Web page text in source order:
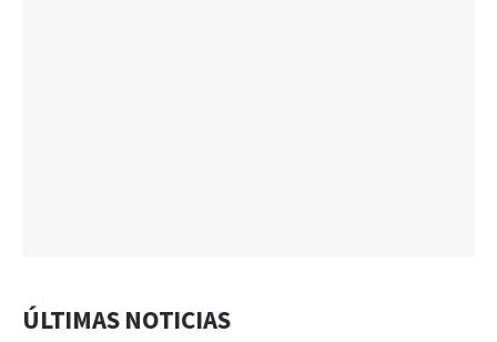
ÚLTIMAS NOTICIAS